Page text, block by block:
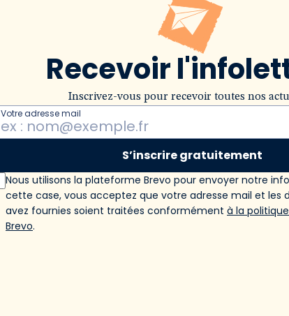
Recevoir
Inscrivez-vous pour recevoir toutes nos
Votre adresse mail
S’inscrire gratuitement
Nous utilisons la plateforme Brevo pour envoyer notre
cette case, vous acceptez que votre adresse mail et les
avez fournies soient traitées conformément à la
Brevo.